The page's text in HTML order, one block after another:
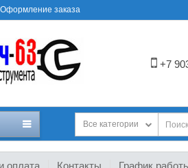
Оформление заказа
+7
Все категории
оплата Контакты График